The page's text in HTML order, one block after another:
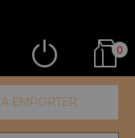
0
A EMPORTER